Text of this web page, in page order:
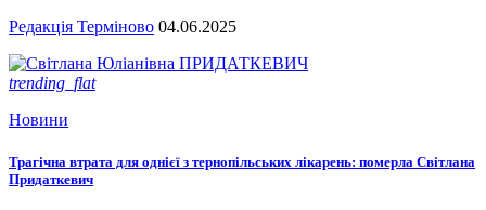
Редакція Терміново 04.06.2025
trending_flat
Новини
Трагічна втрата для однієї з тернопільських лікарень: померла Світлана
Придаткевич